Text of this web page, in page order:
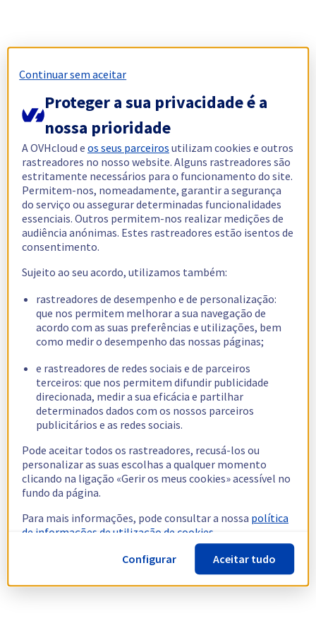
Continuar sem aceitar
Proteger a sua privacidade é a
nossa prioridade
A OVHcloud eos seus parceiros utilizam cookies e outros
rastreadores no nosso website. Alguns rastreadores são
estritamente necessários para o funcionamento do site.
Permitem-nos, nomeadamente, garantir a segurança
do serviço ou assegurar determinadas funcionalidades
essenciais. Outros permitem-nos realizar medições de
audiência anónimas. Estes rastreadores estão isentos de
consentimento.
Sujeito ao seu acordo, utilizamos também:
rastreadores de desempenho e de personalização:
que nos permitem melhorar a sua navegação de
acordo com as suas preferências e utilizações, bem
como medir o desempenho das nossas páginas;
e rastreadores de redes sociais e de parceiros
terceiros: que nos permitem difundir publicidade
direcionada, medir a sua eficácia e partilhar
determinados dados com os nossos parceiros
publicitários e as redes sociais.
Pode aceitar todos os rastreadores, recusá-los ou
personalizar as suas escolhas a qualquer momento
clicando na ligação «Gerir os meus cookies» acessível no
fundo da página.
Para mais informações, pode consultar a nossa política
de informações de utilização de cookies.
Configurar
Aceitar tudo